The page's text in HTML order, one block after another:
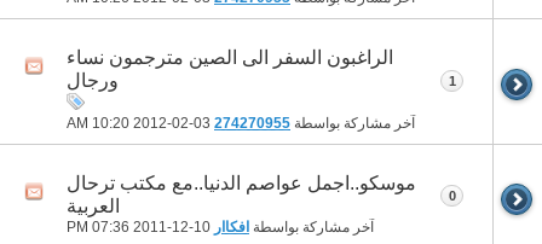
الراغبون السفر الى الصين مترجمون نساء
ورجال
آخر مشاركة بواسطة 274270955
10:20 AM
1
موسكو..اجمل عواصم الدنيا..مع مكتب ترحال
العربية
آخر مشاركة بواسطة افكاار 07:36 PM
0